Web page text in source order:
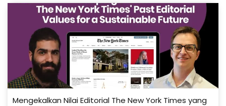
Mengekalkan Nilai Editorial The New York Times yang